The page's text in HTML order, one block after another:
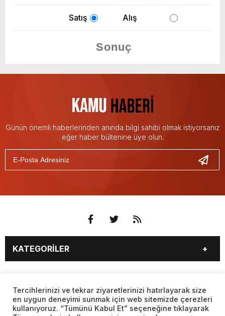
Satış Alış
Günün önemli haberlerinden anında bilgi sahibi olmak istiyorsanız
eğer haber bültenine üye olun.
KATEGORİLER
EĞİTİM
SAĞLIK
YAŞAM
SPOR
SAYFALAR
BURÇLAR CANLI BORSA
Tercihlerinizi ve tekrar ziyaretlerinizi hatırlayarak size
en uygun deneyimi sunmak için web sitemizde çerezleri
kullanıyoruz. “Tümünü Kabul Et” seçeneğine tıklayarak